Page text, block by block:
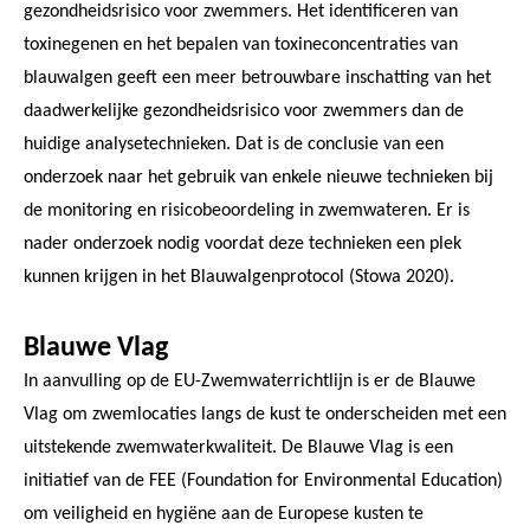
gezondheidsrisico voor zwemmers. Het identificeren van
toxinegenen en het bepalen van toxineconcentraties van
blauwalgen geeft een meer betrouwbare inschatting van het
daadwerkelijke gezondheidsrisico voor zwemmers dan de
huidige analysetechnieken. Dat is de conclusie van een
onderzoek naar het gebruik van enkele nieuwe technieken bij
de monitoring en risicobeoordeling in zwemwateren. Er is
nader onderzoek nodig voordat deze technieken een plek
kunnen krijgen in het Blauwalgenprotocol (Stowa 2020).
Blauwe Vlag
In aanvulling op de EU-Zwemwaterrichtlijn is er de Blauwe
Vlag om zwemlocaties langs de kust te onderscheiden met een
uitstekende zwemwaterkwaliteit. De Blauwe Vlag is een
initiatief van de FEE (Foundation for Environmental Education)
om veiligheid en hygiëne aan de Europese kusten te